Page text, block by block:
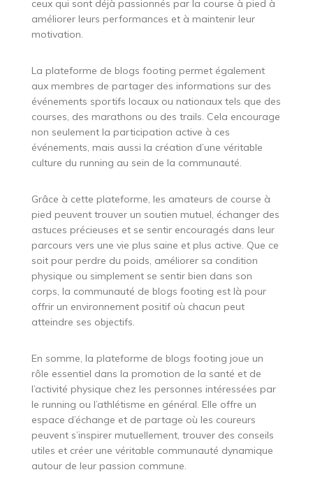
ceux qui sont déjà passionnés par la course à pied à
améliorer leurs performances et à maintenir leur
motivation.
La plateforme de blogs footing permet également
aux membres de partager des informations sur des
événements sportifs locaux ou nationaux tels que des
courses, des marathons ou des trails. Cela encourage
non seulement la participation active à ces
événements, mais aussi la création d’une véritable
culture du running au sein de la communauté.
Grâce à cette plateforme, les amateurs de course à
pied peuvent trouver un soutien mutuel, échanger des
astuces précieuses et se sentir encouragés dans leur
parcours vers une vie plus saine et plus active. Que ce
soit pour perdre du poids, améliorer sa condition
physique ou simplement se sentir bien dans son
corps, la communauté de blogs footing est là pour
offrir un environnement positif où chacun peut
atteindre ses objectifs.
En somme, la plateforme de blogs footing joue un
rôle essentiel dans la promotion de la santé et de
l’activité physique chez les personnes intéressées par
le running ou l’athlétisme en général. Elle offre un
espace d’échange et de partage où les coureurs
peuvent s’inspirer mutuellement, trouver des conseils
utiles et créer une véritable communauté dynamique
autour de leur passion commune.